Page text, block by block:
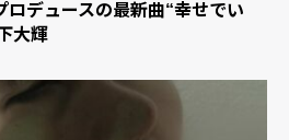
デュースの最新曲“幸せでい
大輝